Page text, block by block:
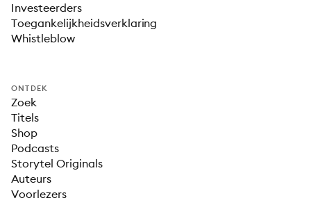
Investeerders
Toegankelijkheidsverklaring
Whistleblow
ONTDEK
Zoek
Titels
Shop
Podcasts
Storytel Originals
Auteurs
Voorlezers